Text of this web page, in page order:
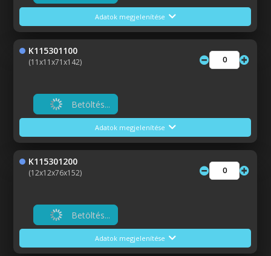
Adatok megjelenítése
K115301100
(11x11x71x142)
Betöltés...
Adatok megjelenítése
K115301200
(12x12x76x152)
Betöltés...
Adatok megjelenítése